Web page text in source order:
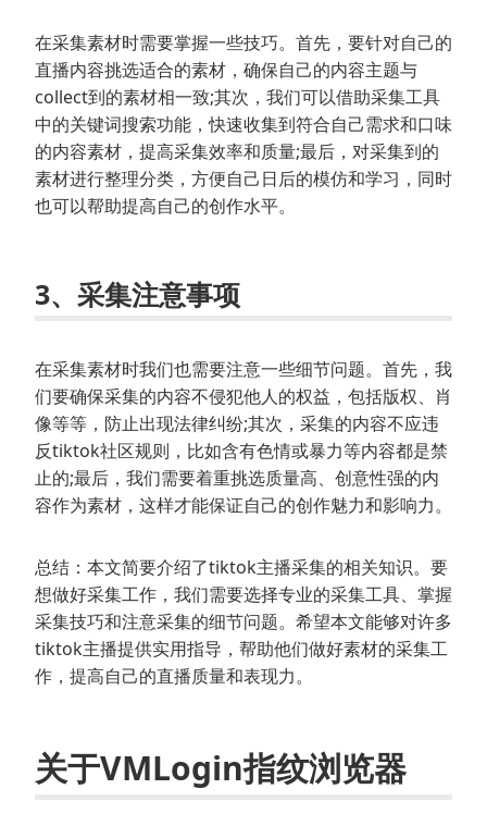
在采集素材时需要掌握一些技巧。首先，要针对自己的
直播内容挑选适合的素材，确保自己的内容主题与
collect到的素材相一致;其次，我们可以借助采集工具
中的关键词搜索功能，快速收集到符合自己需求和口味
的内容素材，提高采集效率和质量;最后，对采集到的
素材进行整理分类，方便自己日后的模仿和学习，同时
也可以帮助提高自己的创作水平。
3、采集注意事项
在采集素材时我们也需要注意一些细节问题。首先，我
们要确保采集的内容不侵犯他人的权益，包括版权、肖
像等等，防止出现法律纠纷;其次，采集的内容不应违
反tiktok社区规则，比如含有色情或暴力等内容都是禁
止的;最后，我们需要着重挑选质量高、创意性强的内
容作为素材，这样才能保证自己的创作魅力和影响力。
总结：本文简要介绍了tiktok主播采集的相关知识。要
想做好采集工作，我们需要选择专业的采集工具、掌握
采集技巧和注意采集的细节问题。希望本文能够对许多
tiktok主播提供实用指导，帮助他们做好素材的采集工
作，提高自己的直播质量和表现力。
关于VMLogin指纹浏览器